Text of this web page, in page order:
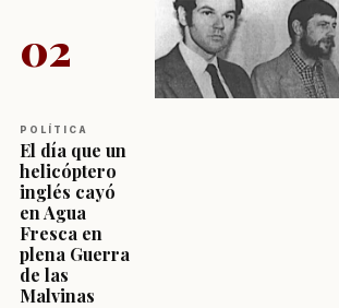
02
POLÍTICA
El día que un
helicóptero
inglés cayó
en Agua
Fresca en
plena Guerra
de las
Malvinas